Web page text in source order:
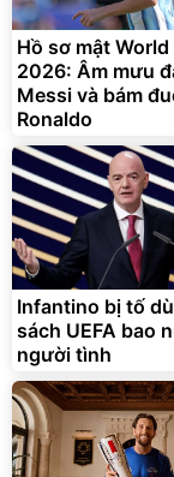
Bạt phủ xe ô tô
tráng nhôm 03
392.000
325.000
Đã bán nhiều
Hồ sơ mật
2026: Âm mưu
Messi và bám
Ronaldo
Infantino bị tố
sách UEFA bao
người tình